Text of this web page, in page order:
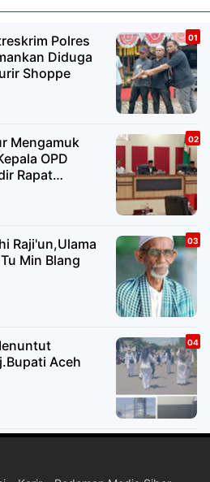
Polres
Diduga
Shoppe
Mengamuk
OPD
Rapat
Raji'un,Ulama
Min Blang
Aceh